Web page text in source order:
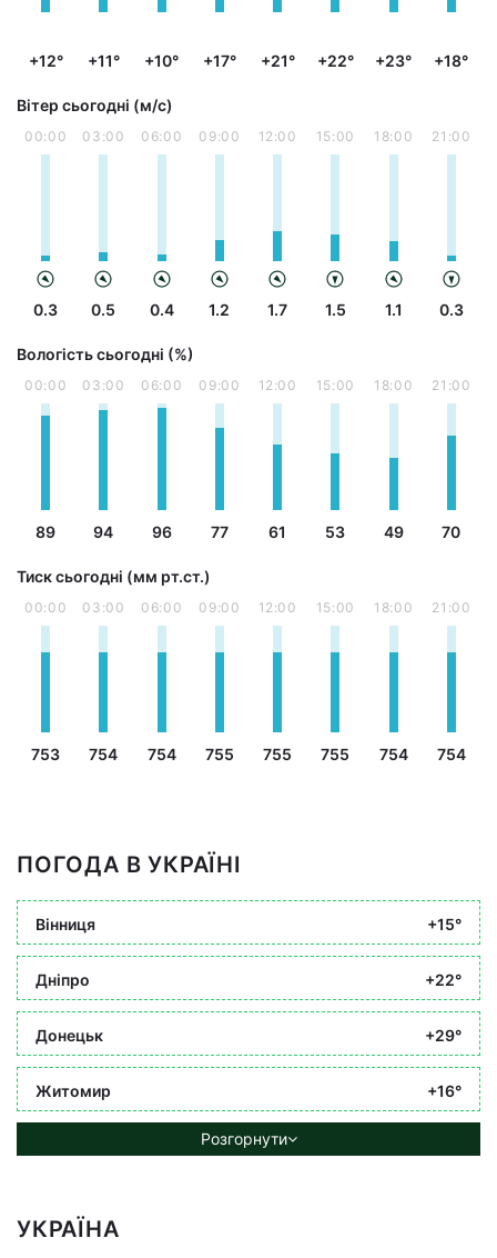
+12° +11° +10° +17° +21° +22° +23° +18°
Вітер сьогодні (м/с)
00:00
0.3
03:00
0.5
06:00
0.4
09:00
1.2
12:00
1.7
15:00
1.5
18:00
1.1
21:00
0.3
Вологість сьогодні (%)
00:00
89
03:00
94
06:00
96
09:00
77
12:00
61
15:00
53
18:00
49
21:00
70
Тиск сьогодні (мм рт.ст.)
00:00
753
03:00
754
06:00
754
09:00
755
12:00
755
15:00
755
18:00
754
21:00
754
ПОГОДА В УКРАЇНІ
Вінниця +15°
Дніпро +22°
Донецьк +29°
Житомир +16°
Розгорнути
УКРАЇНА